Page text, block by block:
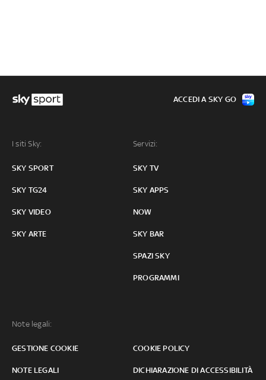
I siti Sky:
SKY SPORT
SKY TG24
SKY VIDEO
SKY ARTE
Servizi:
SKY TV
SKY APPS
NOW
SKY BAR
SPAZI SKY
PROGRAMMI
Note legali:
GESTIONE COOKIE COOKIE POLICY
NOTE LEGALI DICHIARAZIONE DI ACCESSIBILITÀ
ACCEDI A SKY GO